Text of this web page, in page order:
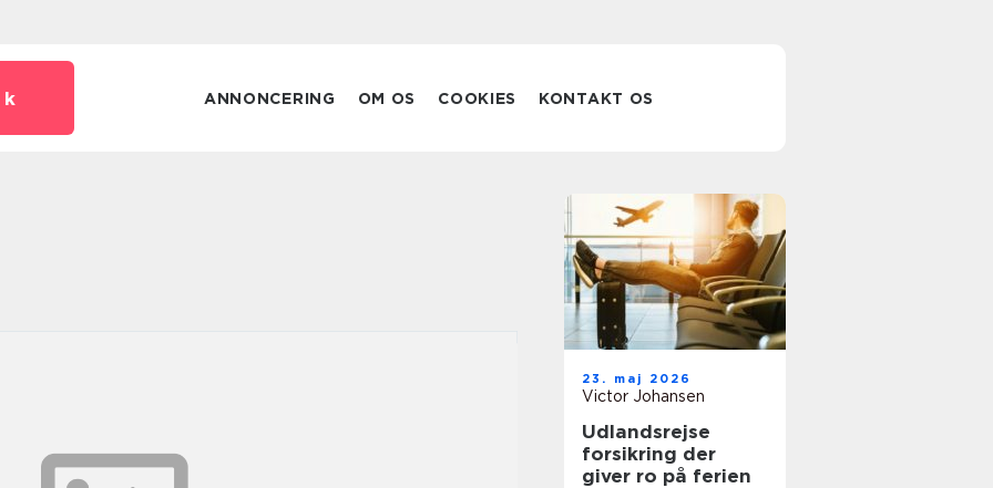
ANNONCERING OM OS COOKIES KONTAKT OS
23. maj 2026
Victor Johansen
Udlandsrejse
forsikring der
giver ro på ferien